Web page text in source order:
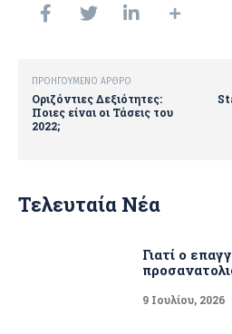
ΠΡΟΗΓΟΎΜΕΝΟ ΆΡΘΡΟ
Οριζόντιες Δεξιότητες:
Ποιες είναι οι Τάσεις του
2022;
Τελευταία Νέα
Γιατί ο
9 Ιουλίου, 2026